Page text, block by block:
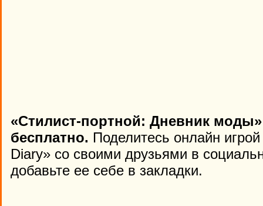
«Стилист-портной: Дневник
бесплатно. Поделитесь онлайн
Diary» со своими друзьями в
добавьте ее себе в закладки.